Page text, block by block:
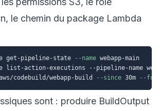
le chemin du package Lambda
get-pipeline-state --name webapp-main
list-action-executions --pipeline-name
codebuild/webapp-build --since 30m --
sont : produire BuildOutput